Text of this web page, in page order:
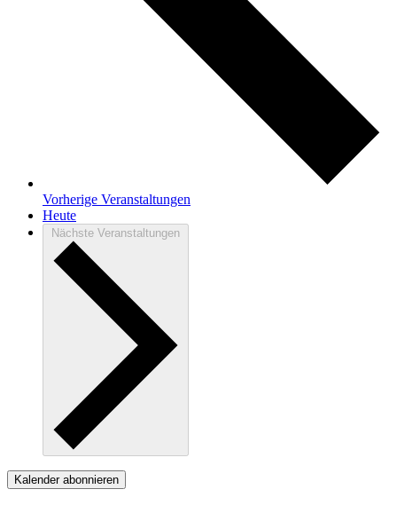
Vorherige Veranstaltungen
Heute
Nächste Veranstaltungen
Kalender abonnieren